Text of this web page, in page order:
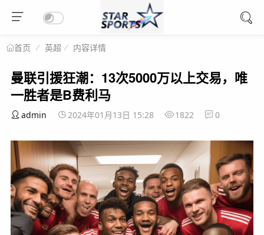
首页 英超 内容详情
曼联引援狂潮：13次5000万以上交易，唯
一胜者是B费利马
admin 2024年01月13日 15:28 1822 0